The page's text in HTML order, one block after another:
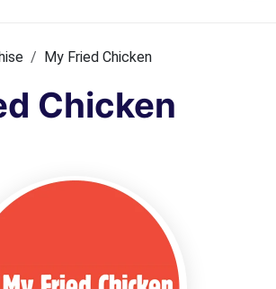
My Fried Chicken
Chicken